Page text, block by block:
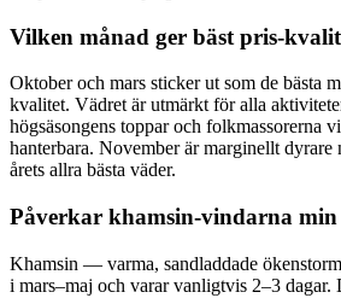
Vilken månad ger bäst pris-
Oktober och mars sticker ut som de bästa
kvalitet. Vädret är utmärkt för alla
högsäsongens toppar och folkmassorerna
hanterbara. November är marginellt dyrare
årets allra bästa väder.
Påverkar khamsin-vindarna min
Khamsin — varma, sandladdade
i mars–maj och varar vanligtvis 2–3 dagar.